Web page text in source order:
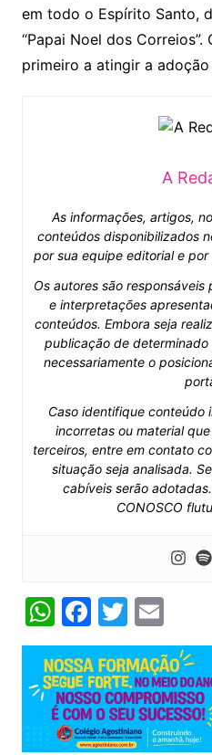
em todo o Espírito Santo,
“Papai Noel dos
primeiro a atingir a
A
As informações, artigos,
conteúdos disponibilizados
por sua equipe editorial e
Os autores são
e interpretações
conteúdos. Embora seja
publicação de
necessariamente o
Caso identifique conteúdo
incorretas ou material
terceiros, entre em contato
situação seja analisada.
cabíveis serão
CONOSCO
W
h
at
s
A
F
a
c
e
b
T
w
itt
er
E
m
ai
l